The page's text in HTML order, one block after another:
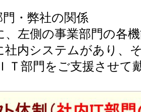
・弊社の関係
左側の事業部門の各
内システムがあり、
部門をご支援させて